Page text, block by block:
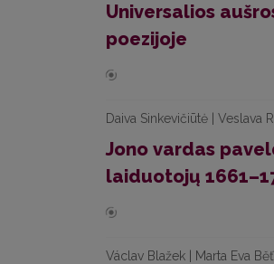
Universalios
poezijoje
Daiva Sinkevičiūtė | Veslava
Jono vardas
laiduotojų
Václav Blažek | Marta Eva